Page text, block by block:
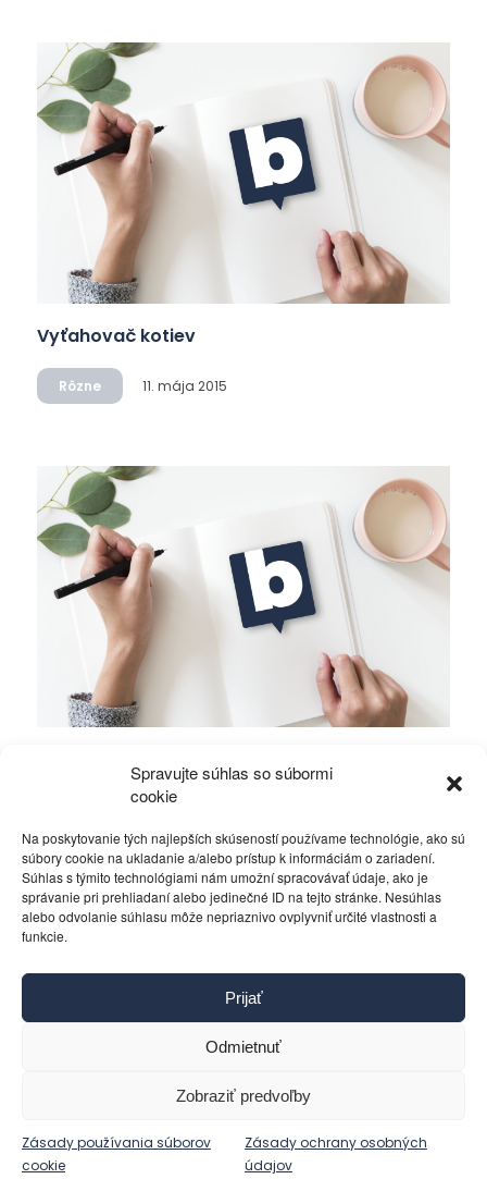
Spravujte súhlas so súbormi
cookie
Na poskytovanie tých najlepších skúseností používame technológie, ako sú
súbory cookie na ukladanie a/alebo prístup k informáciám o zariadení.
Súhlas s týmito technológiami nám umožní spracovávať údaje, ako je
správanie pri prehliadaní alebo jedinečné ID na tejto stránke. Nesúhlas
alebo odvolanie súhlasu môže nepriaznivo ovplyvniť určité vlastnosti a
funkcie.
Prijať
Odmietnuť
Zobraziť predvoľby
Zásady používania súborov
cookie
Zásady ochrany osobných
údajov
Vyťahovač kotiev
Rôzne 11. mája 2015
vyťahovačom kotiev
Rôzne 5. mája 2015
Kontakt
Pravidlá používania
Reklama
Cookies
Ochrana osobných údajov